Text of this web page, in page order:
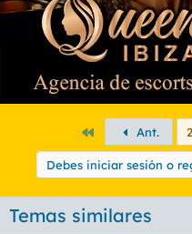
PrimeroAnt.
Debes iniciar sesión o
Temas similares